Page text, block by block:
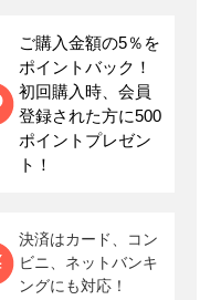
ご購入金額の5％を
ポイントバック！
初回購入時、会員
登録された方に500
ポイントプレゼン
ト！
決済はカード、コン
ビニ、ネットバンキ
ングにも対応！